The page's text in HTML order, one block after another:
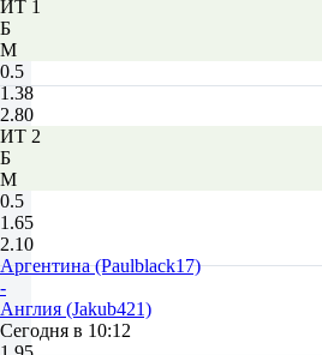
ИТ 1
Б
М
0.5
1.38
2.80
ИТ 2
Б
М
0.5
1.65
2.10
Аргентина (Paulblack17)
-
Англия (Jakub421)
Сегодня в 10:12